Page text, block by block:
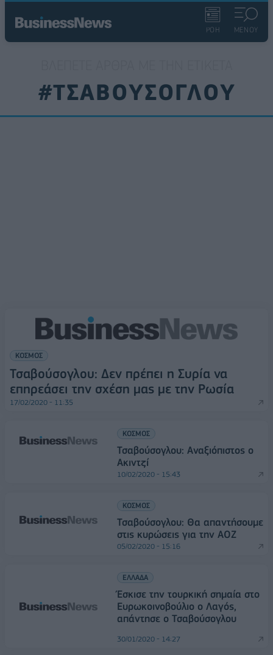
ΡΟΗ ΜΕΝΟΥ
#ΤΣΑΒΟΥΣΟΓΛΟΥ
ΚΟΣΜΟΣ
Τσαβούσογλου: Δεν πρέπει η Συρία να
επηρεάσει την σχέση μας με την Ρωσία
17/02/2020 - 11:35
ΚΟΣΜΟΣ
Τσαβούσογλου: Αναξιόπιστος ο
Ακιντζί
10/02/2020 - 15:43
ΚΟΣΜΟΣ
Τσαβούσογλου: Θα απαντήσουμε
στις κυρώσεις για την ΑΟΖ
05/02/2020 - 15:16
ΕΛΛΑΔΑ
Έσκισε την τουρκική σημαία στο
Ευρωκοινοβούλιο ο Λαγός,
απάντησε ο Τσαβούσογλου
30/01/2020 - 14:27